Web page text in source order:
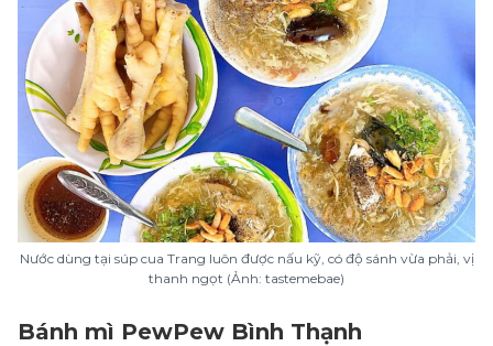
Nước dùng tại súp cua Trang luôn được nấu kỹ, có độ sánh vừa phải, vị
thanh ngọt (Ảnh: tastemebae)
Bánh mì PewPew Bình Thạnh